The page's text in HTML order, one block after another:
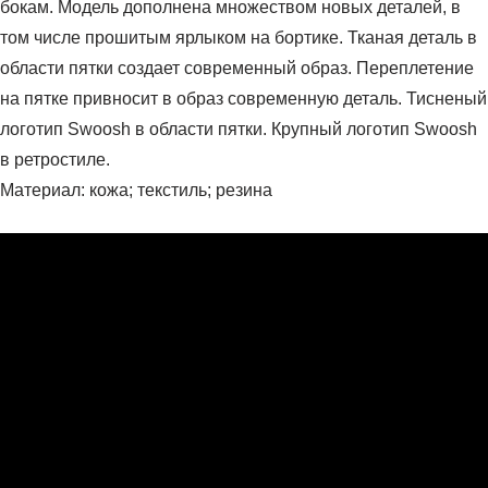
бокам. Модель дополнена множеством новых деталей, в
том числе прошитым ярлыком на бортике. Тканая деталь в
области пятки создает современный образ. Переплетение
на пятке привносит в образ современную деталь. Тисненый
логотип Swoosh в области пятки. Крупный логотип Swoosh
в ретростиле.
Материал: кожа; текстиль; резина